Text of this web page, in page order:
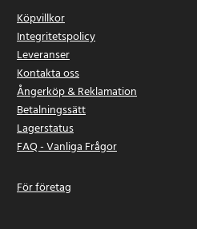
Köpvillkor
Integritetspolicy
Leveranser
Kontakta oss
Ångerköp & Reklamation
Betalningssätt
Lagerstatus
FAQ - Vanliga Frågor
För företag